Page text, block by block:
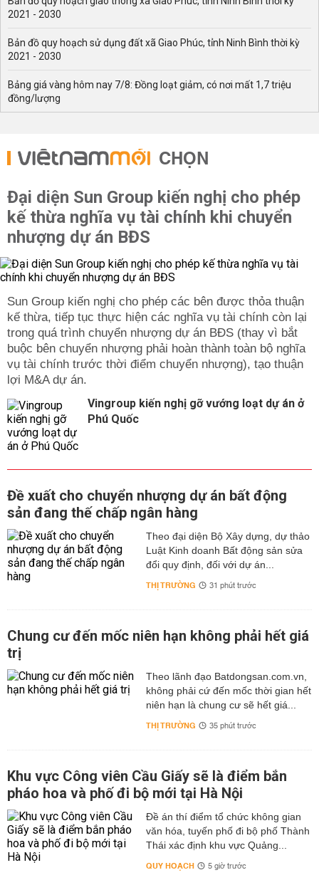
2021 - 2030
Bản đồ quy hoạch sử dụng đất xã Giao Phúc, tỉnh Ninh Bình thời kỳ
2021 - 2030
Bảng giá vàng hôm nay 7/8: Đồng loạt giảm, có nơi mất 1,7 triệu
đồng/lượng
CHỌN
Đại diện Sun Group kiến nghị cho phép
kế thừa nghĩa vụ tài chính khi chuyển
nhượng dự án BĐS
Sun Group kiến nghị cho phép các bên được thỏa thuận
kế thừa, tiếp tục thực hiện các nghĩa vụ tài chính còn lại
trong quá trình chuyển nhượng dự án BĐS (thay vì bắt
buộc bên chuyển nhượng phải hoàn thành toàn bộ nghĩa
vụ tài chính trước thời điểm chuyển nhượng), tạo thuận
lợi M&A dự án.
Vingroup kiến nghị gỡ vướng loạt dự án ở
Phú Quốc
Đề xuất cho chuyển nhượng dự án bất động
sản đang thế chấp ngân hàng
Theo đại diện Bộ Xây dựng, dự thảo
Luật Kinh doanh Bất động sản sửa
đổi quy định, đối với dự án...
THỊ TRƯỜNG 31 phút trước
Chung cư đến mốc niên hạn không phải hết giá
trị
Theo lãnh đạo Batdongsan.com.vn,
không phải cứ đến mốc thời gian hết
niên hạn là chung cư sẽ hết giá...
THỊ TRƯỜNG 35 phút trước
Khu vực Công viên Cầu Giấy sẽ là điểm bắn
pháo hoa và phố đi bộ mới tại Hà Nội
Đề án thí điểm tổ chức không gian
văn hóa, tuyến phố đi bộ phố Thành
Thái xác định khu vực Quảng...
QUY HOẠCH 5 giờ trước